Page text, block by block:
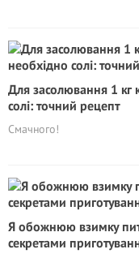
Для засолювання 1 кг
солі: точний рецепт
Смачного!
Я обожнюю взимку
секретами